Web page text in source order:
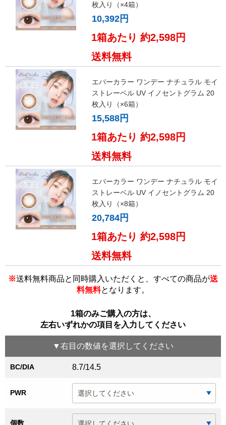
枚入り（×4箱）
10,392円
1箱あたり 約2,598円
送料無料
エバーカラー ワンデー ナチュラル モイ
ストレーベル UV イノセントグラム 20
枚入り（×6箱）
15,588円
1箱あたり 約2,598円
送料無料
エバーカラー ワンデー ナチュラル モイ
ストレーベル UV イノセントグラム 20
枚入り（×8箱）
20,784円
1箱あたり 約2,598円
送料無料
※送料無料商品と同時購入いただくと、すべての商品が送
料無料となります。
1箱のみご購入の方は、
左右いずれかの項目を入力してください
▼右目 の数値を選択してください
BC/DIA 8.7/14.5
PWR
個数